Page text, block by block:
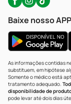
Baixe nosso APP
As informações contidas
substituem, em hipótese
Somente o médico está
tratamento adequado.
disponibilidade de
pode levar até dois dias